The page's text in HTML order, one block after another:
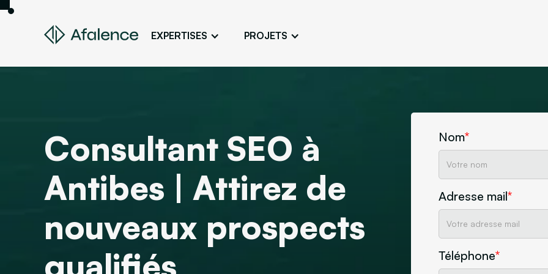
EXPERTISES PROJETS
SEO
Son site en premier sur Google
ADS
Des clients grâce à la publicité en ligne
Travailler une image fidèle et Concevoir
Ateliers persona Atelier
Consultant SEO à
Antibes | Attirez de
nouveaux prospects
qualifiés
Nom*
Adresse mail*
Téléphone*